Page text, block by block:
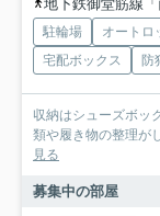
地下鉄御堂筋線
駐輪場 オートロ
宅配ボックス
防
収納はシューズボッ
類や履き物の整理が
見る
募集中の部屋